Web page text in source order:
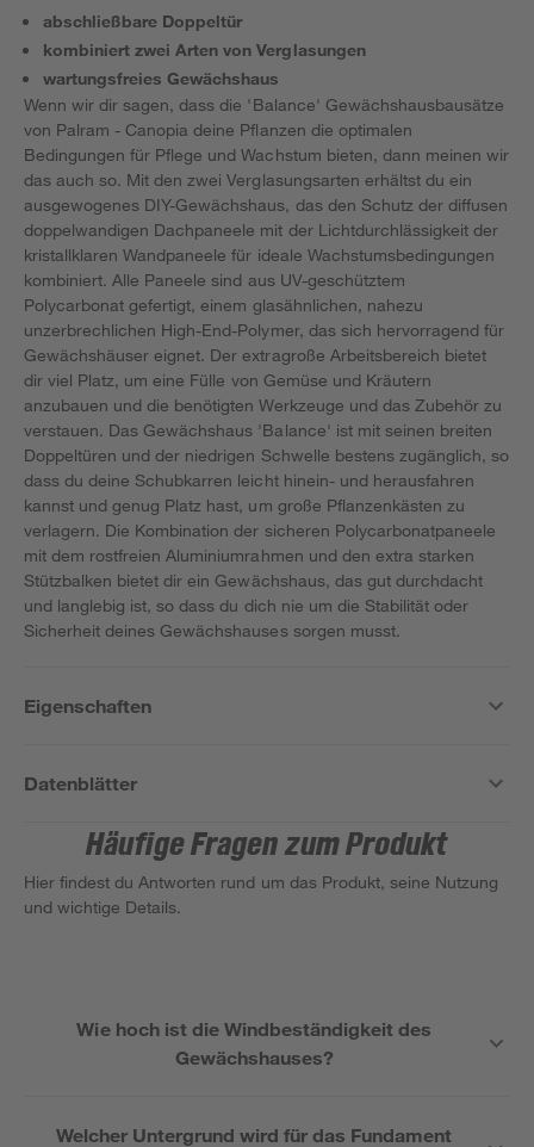
abschließbare Doppeltür
kombiniert zwei Arten von Verglasungen
wartungsfreies Gewächshaus
Wenn wir dir sagen, dass die 'Balance' Gewächshausbausätze
von Palram - Canopia deine Pflanzen die optimalen
Bedingungen für Pflege und Wachstum bieten, dann meinen wir
das auch so. Mit den zwei Verglasungsarten erhältst du ein
ausgewogenes DIY-Gewächshaus, das den Schutz der diffusen
doppelwandigen Dachpaneele mit der Lichtdurchlässigkeit der
kristallklaren Wandpaneele für ideale Wachstumsbedingungen
kombiniert. Alle Paneele sind aus UV-geschütztem
Polycarbonat gefertigt, einem glasähnlichen, nahezu
unzerbrechlichen High-End-Polymer, das sich hervorragend für
Gewächshäuser eignet. Der extragroße Arbeitsbereich bietet
dir viel Platz, um eine Fülle von Gemüse und Kräutern
anzubauen und die benötigten Werkzeuge und das Zubehör zu
verstauen. Das Gewächshaus 'Balance' ist mit seinen breiten
Doppeltüren und der niedrigen Schwelle bestens zugänglich, so
dass du deine Schubkarren leicht hinein- und herausfahren
kannst und genug Platz hast, um große Pflanzenkästen zu
verlagern. Die Kombination der sicheren Polycarbonatpaneele
mit dem rostfreien Aluminiumrahmen und den extra starken
Stützbalken bietet dir ein Gewächshaus, das gut durchdacht
und langlebig ist, so dass du dich nie um die Stabilität oder
Sicherheit deines Gewächshauses sorgen musst.
Eigenschaften
Datenblätter
Häufige Fragen zum Produkt
Hier findest du Antworten rund um das Produkt, seine Nutzung
und wichtige Details.
Wie hoch ist die Windbeständigkeit des
Gewächshauses?
Welcher Untergrund wird für das Fundament